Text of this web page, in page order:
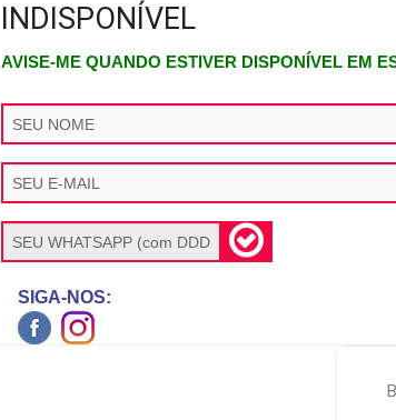
INDISPONÍVEL
AVISE-ME QUANDO ESTIVER DISPONÍVEL EM
SIGA-NOS: